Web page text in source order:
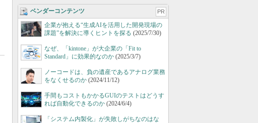
ベンダーコンテンツ PR
企業が抱える“生成AIを活用した開発現場の
課題”を解決に導くヒントを探る (2025/7/30)
なぜ、「kintone」が大企業の「Fit to
Standard」に効果的なのか (2025/3/7)
ノーコードは、負の遺産であるアナログ業務
をなくせるのか (2024/11/12)
手間もコストもかかるGUIのテストはどうす
れば自動化できるのか (2024/6/4)
「システム内製化」が失敗しがちなのはな